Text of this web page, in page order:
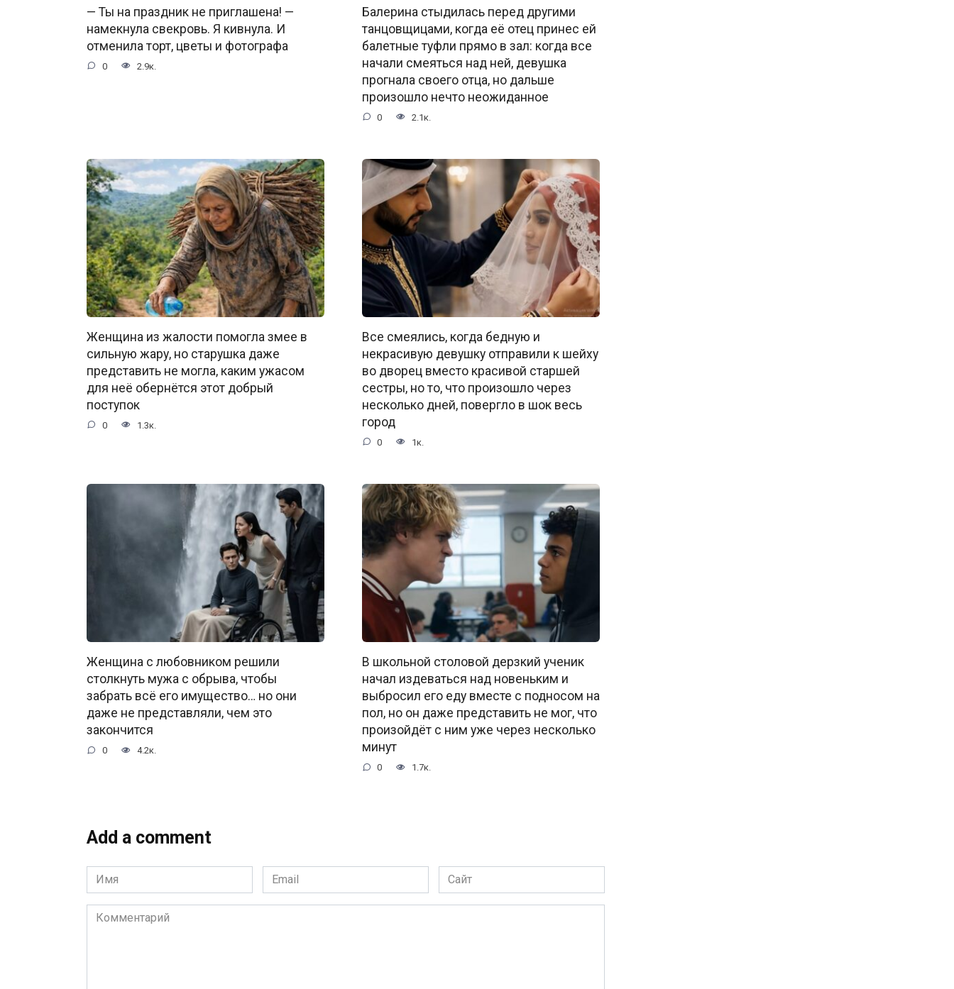
— Ты на праздник не приглашена! —
намекнула свекровь. Я кивнула. И
отменила торт, цветы и фотографа
0 2.9к.
Балерина стыдилась перед другими
танцовщицами, когда её отец принес ей
балетные туфли прямо в зал: когда все
начали смеяться над ней, девушка
прогнала своего отца, но дальше
произошло нечто неожиданное
0 2.1к.
Женщина из жалости помогла змее в
сильную жару, но старушка даже
представить не могла, каким ужасом
для неё обернётся этот добрый
поступок
0 1.3к.
Все смеялись, когда бедную и
некрасивую девушку отправили к шейху
во дворец вместо красивой старшей
сестры, но то, что произошло через
несколько дней, повергло в шок весь
город
0 1к.
Женщина с любовником решили
столкнуть мужа с обрыва, чтобы
забрать всё его имущество… но они
даже не представляли, чем это
закончится
0 4.2к.
В школьной столовой дерзкий ученик
начал издеваться над новеньким и
выбросил его еду вместе с подносом на
пол, но он даже представить не мог, что
произойдёт с ним уже через несколько
минут
0 1.7к.
Add a comment
Имя
*
Email
*
Сайт
Комментарий